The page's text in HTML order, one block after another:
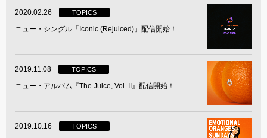
2020.02.26 TOPICS
ニュー・シングル「Iconic (Rejuiced)」配信開始！
2019.11.08 TOPICS
ニュー・アルバム『The Juice, Vol. II』配信開始！
2019.10.16 TOPICS